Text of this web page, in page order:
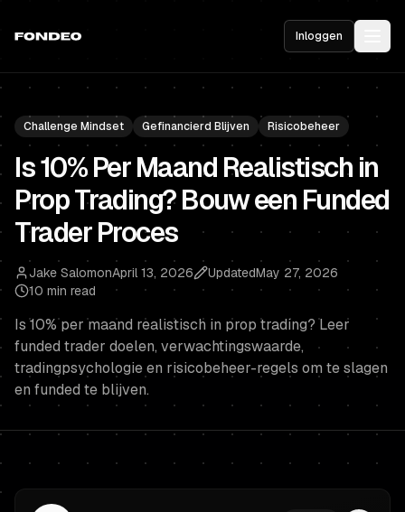
Inloggen
Challenge Mindset Gefinancierd Blijven Risicobeheer
Is 10% Per Maand Realistisch in
Prop Trading? Bouw een Funded
Trader Proces
Jake SalomonApril 13, 2026 UpdatedMay 27, 2026
10 min read
Is 10% per maand realistisch in prop trading? Leer
funded trader doelen, verwachtingswaarde,
tradingpsychologie en risicobeheer-regels om te slagen
en funded te blijven.